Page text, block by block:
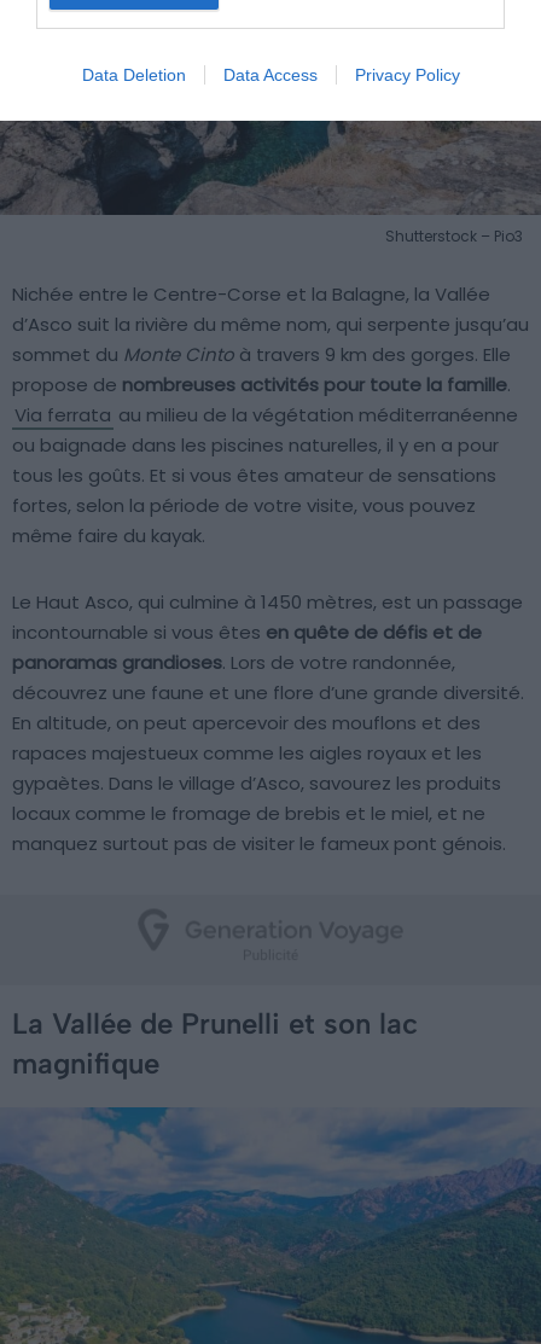
Data Deletion Data Access Privacy Policy
Shutterstock – Pio3
Nichée entre le Centre-Corse et la Balagne, la Vallée
d’Asco suit la rivière du même nom, qui serpente jusqu’au
sommet du Monte Cinto à travers 9 km des gorges. Elle
propose de nombreuses activités pour toute la famille.
Via ferrata au milieu de la végétation méditerranéenne
ou baignade dans les piscines naturelles, il y en a pour
tous les goûts. Et si vous êtes amateur de sensations
fortes, selon la période de votre visite, vous pouvez
même faire du kayak.
Le Haut Asco, qui culmine à 1450 mètres, est un passage
incontournable si vous êtes en quête de défis et de
panoramas grandioses. Lors de votre randonnée,
découvrez une faune et une flore d’une grande diversité.
En altitude, on peut apercevoir des mouflons et des
rapaces majestueux comme les aigles royaux et les
gypaètes. Dans le village d’Asco, savourez les produits
locaux comme le fromage de brebis et le miel, et ne
manquez surtout pas de visiter le fameux pont génois.
La Vallée de Prunelli et son lac
magnifique